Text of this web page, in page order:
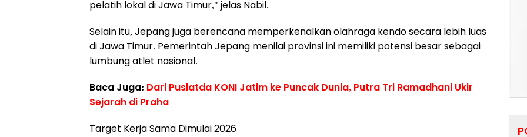
pelatih lokal di Jawa Timur," jelas Nabil.
Selain itu, Jepang juga berencana memperkenalkan olahraga kendo secara lebih luas
di Jawa Timur. Pemerintah Jepang menilai provinsi ini memiliki potensi besar sebagai
lumbung atlet nasional.
Baca Juga: Dari Puslatda KONI Jatim ke Puncak Dunia, Putra Tri Ramadhani Ukir
Sejarah di Praha
Target Kerja Sama Dimulai 2026